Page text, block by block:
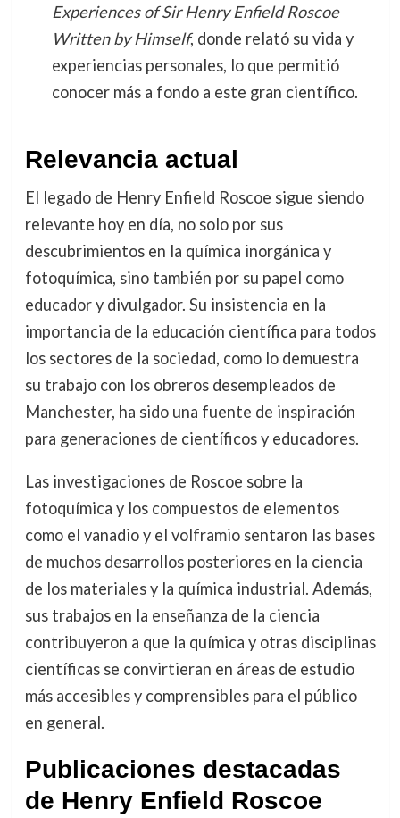
Experiences of Sir Henry Enfield Roscoe
Written by Himself, donde relató su vida y
experiencias personales, lo que permitió
conocer más a fondo a este gran científico.
Relevancia actual
El legado de Henry Enfield Roscoe sigue siendo
relevante hoy en día, no solo por sus
descubrimientos en la química inorgánica y
fotoquímica, sino también por su papel como
educador y divulgador. Su insistencia en la
importancia de la educación científica para todos
los sectores de la sociedad, como lo demuestra
su trabajo con los obreros desempleados de
Manchester, ha sido una fuente de inspiración
para generaciones de científicos y educadores.
Las investigaciones de Roscoe sobre la
fotoquímica y los compuestos de elementos
como el vanadio y el volframio sentaron las bases
de muchos desarrollos posteriores en la ciencia
de los materiales y la química industrial. Además,
sus trabajos en la enseñanza de la ciencia
contribuyeron a que la química y otras disciplinas
científicas se convirtieran en áreas de estudio
más accesibles y comprensibles para el público
en general.
Publicaciones destacadas
de Henry Enfield Roscoe